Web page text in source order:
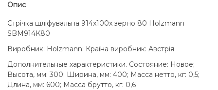
Опис
Стрічка шліфувальна 914x100x зерно 80 Holzmann
SBM914K80
Виробник: Holzmann; Країна виробник: Австрія
Дополнительные характеристики. Состояние: Новое;
Высота, мм: 300; Ширина, мм: 400; Масса нетто, кг: 0,5;
Длина, мм: 600; Масса брутто, кг: 0,6